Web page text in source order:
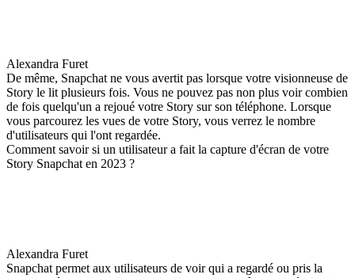
Alexandra Furet
De même, Snapchat ne vous avertit pas lorsque votre visionneuse de
Story le lit plusieurs fois. Vous ne pouvez pas non plus voir combien
de fois quelqu'un a rejoué votre Story sur son téléphone. Lorsque
vous parcourez les vues de votre Story, vous verrez le nombre
d'utilisateurs qui l'ont regardée.
Comment savoir si un utilisateur a fait la capture d'écran de votre
Story Snapchat en 2023 ?
Alexandra Furet
Snapchat permet aux utilisateurs de voir qui a regardé ou pris la